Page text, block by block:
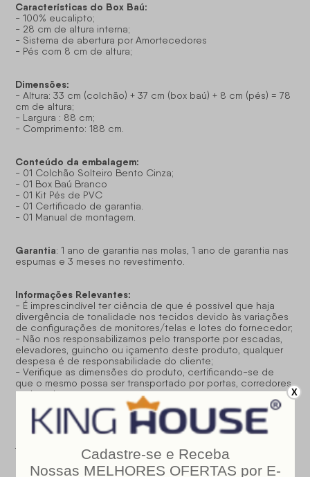
Características do Box Baú:
- 100% eucalipto;
- 28 cm de altura interna;
- Sistema de abertura por Amortecedores
- Pés com 8 cm de altura;
Dimensões:
- Altura: 33 cm (colchão) + 37 cm (box baú) + 8 cm (pés) = 78
cm de altura;
- Largura : 88 cm;
- Comprimento: 188 cm.
Conteúdo da embalagem:
- 01 Colchão Solteiro Bento Cinza;
- 01 Box Baú Branco
- 01 Kit Pés de PVC
- 01 Certificado de garantia.
- 01 Manual de montagem.
Garantia: 1 ano de garantia nas molas, 1 ano de garantia nas
espumas e 3 meses no revestimento.
Informações Relevantes:
- É imprescindível ter ciência de que é possível que haja
divergência de tonalidade nos tecidos devido às variações
de configurações de monitores/telas e lotes do fornecedor;
- Não nos responsabilizamos pelo transporte por escadas,
elevadores, guincho ou içamento deste produto, qualquer
despesa é de responsabilidade do cliente;
- Verifique as dimensões do produto, certificando-se de
que o mesmo possa ser transportado por portas, corredores
e elevadores;
- Os objetos que decoram a imagem, não acompanham o
produto;
- Não nos responsabilizamos pela instalação e montagem;
fabricação.
X